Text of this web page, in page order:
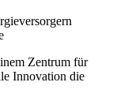
Zentrum für
Innovation die